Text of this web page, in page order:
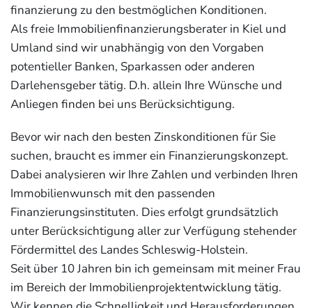
finanzierung zu den bestmöglichen Konditionen.
Als freie Immobilienfinanzierungsberater in Kiel und
Umland sind wir unabhängig von den Vorgaben
potentieller Banken, Sparkassen oder anderen
Darlehensgeber tätig. D.h. allein Ihre Wünsche und
Anliegen finden bei uns Berücksichtigung.
Bevor wir nach den besten Zinskonditionen für Sie
suchen, braucht es immer ein Finanzierungskonzept.
Dabei analysieren wir Ihre Zahlen und verbinden Ihren
Immobilienwunsch mit den passenden
Finanzierungsinstituten. Dies erfolgt grundsätzlich
unter Berücksichtigung aller zur Verfügung stehender
Fördermittel des Landes Schleswig-Holstein.
Seit über 10 Jahren bin ich gemeinsam mit meiner Frau
im Bereich der Immobilienprojektentwicklung tätig.